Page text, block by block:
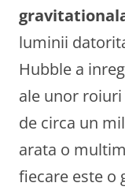
luminii
Hubble a
ale unor
de circa un
arata o
fiecare este o